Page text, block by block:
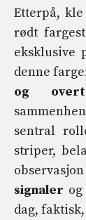
Etterpå,
rødt
eksklusive
denne
og
sentral
striper,
signaler
dag, faktisk,